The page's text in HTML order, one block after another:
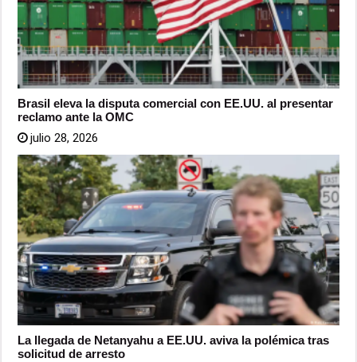
Brasil eleva la disputa comercial con EE.UU. al presentar
reclamo ante la OMC
julio 28, 2026
La llegada de Netanyahu a EE.UU. aviva la polémica tras
solicitud de arresto